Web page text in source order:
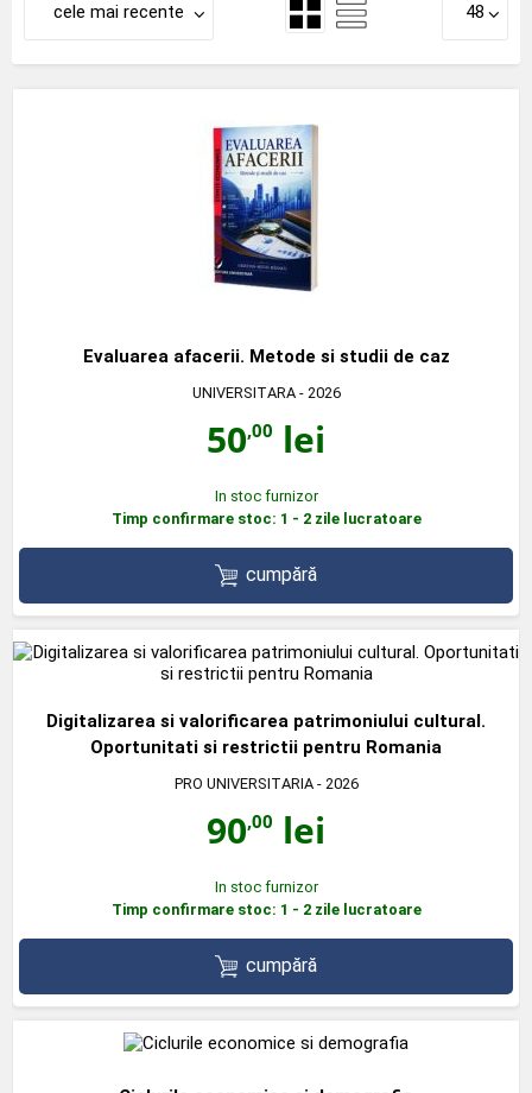
cele mai recente 48
Evaluarea afacerii. Metode si studii de caz
UNIVERSITARA- 2026
50,00 lei
In stoc furnizor
Timp confirmare stoc: 1 - 2 zile lucratoare
cumpără
Digitalizarea si valorificarea patrimoniului cultural.
Oportunitati si restrictii pentru Romania
PRO UNIVERSITARIA- 2026
90,00 lei
In stoc furnizor
Timp confirmare stoc: 1 - 2 zile lucratoare
cumpără